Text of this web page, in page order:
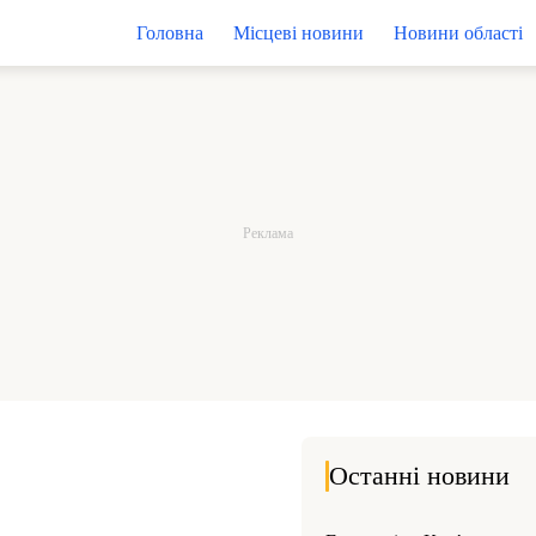
Головна Місцеві новини Новини області
Останні новини